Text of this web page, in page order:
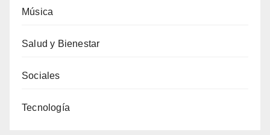
Música
Salud y Bienestar
Sociales
Tecnología